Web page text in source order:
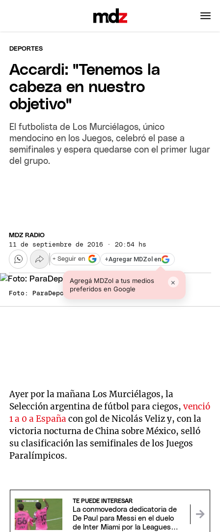
DEPORTES
Accardi: "Tenemos la
cabeza en nuestro
objetivo"
El futbolista de Los Murciélagos, único
mendocino en los Juegos, celebró el pase a
semifinales y espera quedarse con el primer lugar
del grupo.
MDZ RADIO
11 de septiembre de 2016 · 20:54 hs
+Agregar MDZol en
Agregá MDZol a tus medios
preferidos en Google
×
+ Seguir en
Foto: ParaDeportes
Ayer por la mañana Los Murciélagos, la
Selección argentina de fútbol para ciegos,venció
1 a 0 a España con gol de Nicolás Veliz y, con la
victoria nocturna de China sobre México, selló
su clasificación las semifinales de los Juegos
Paralímpicos.
TE PUEDE INTERESAR
La conmovedora dedicatoria de
De Paul para Messi en el duelo
de Inter Miami por la Leagues